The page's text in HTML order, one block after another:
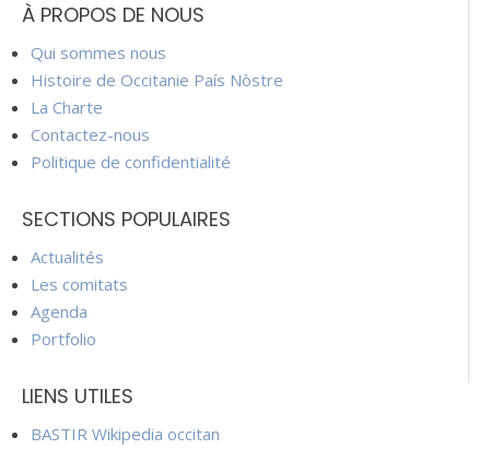
À PROPOS DE NOUS
Qui sommes nous
Histoire de Occitanie País Nòstre
La Charte
Contactez-nous
Politique de confidentialité
SECTIONS POPULAIRES
Actualités
Les comitats
Agenda
Portfolio
LIENS UTILES
BASTIR Wikipedia occitan